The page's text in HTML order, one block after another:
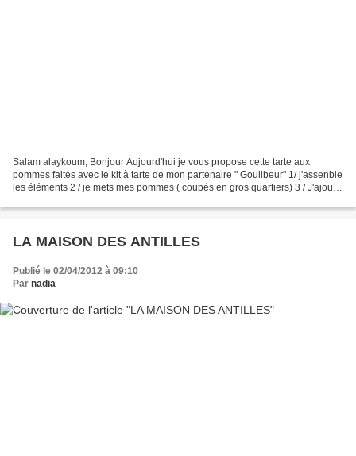
Salam alaykoum, Bonjour Aujourd'hui je vous propose cette tarte aux
pommes faites avec le kit à tarte de mon partenaire " Goulibeur" 1/ j'assenble
les éléments 2 / je mets mes pommes ( coupés en gros quartiers) 3 / J'ajoute
LA MAISON DES ANTILLES
Publié le 02/04/2012 à 09:10
Par nadia